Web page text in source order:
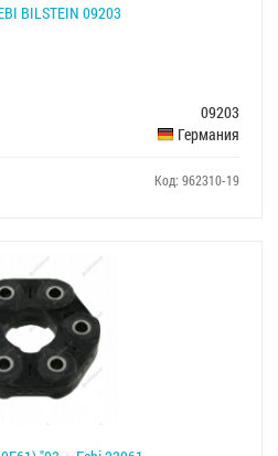
BILSTEIN 09203
09203
Германия
Код: 962310-19